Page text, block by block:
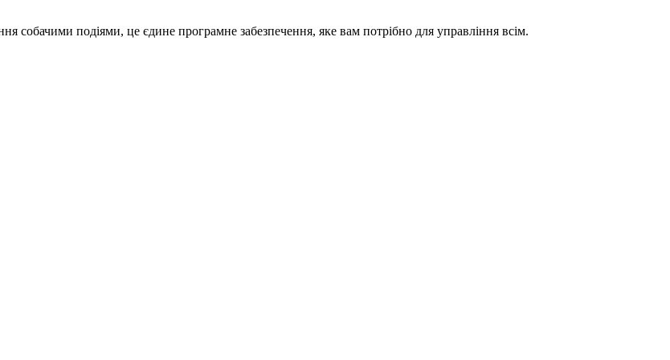
собачими подіями, це єдине програмне забезпечення, яке вам потрібно для управління всім.